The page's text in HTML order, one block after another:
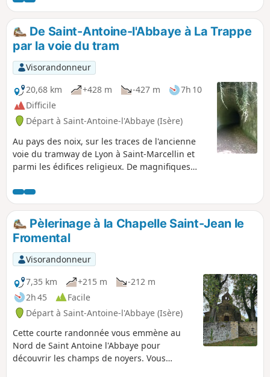
De Saint-Antoine-l'Abbaye à La Trappe
par la voie du tram
Visorandonneur
20,68 km
+428 m -427 m
7h 10
Difficile
Départ à Saint-Antoine-l'Abbaye (Isère)
Au pays des noix, sur les traces de l'ancienne
voie du tramway de Lyon à Saint-Marcellin et
parmi les édifices religieux. De magnifiques
Vercors et Mézenc.
Pèlerinage à la Chapelle Saint-Jean le
Fromental
Visorandonneur
7,35 km
+215 m
-212 m
2h 45
Facile
Départ à Saint-Antoine-l'Abbaye (Isère)
Cette courte randonnée vous emmène au
Nord de Saint Antoine l'Abbaye pour
découvrir les champs de noyers. Vous